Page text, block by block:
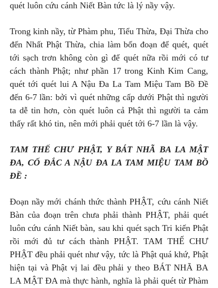
quét luôn cứu cánh Niết Bàn tức là lý nầy vậy.
Trong kinh nầy, từ Phàm phu, Tiểu Thừa, Đại Thừa cho
đến Nhất Phật Thừa, chia làm bốn đoạn để quét, quét
tới sạch trơn không còn gì để quét nữa rồi mới có tư
cách thành Phật; như phần 17 trong Kinh Kim Cang,
quét tới quét lui A Nậu Đa La Tam Miệu Tam Bồ Đề
đến 6-7 lần: bởi vì quét những cấp dưới Phật thì người
ta dễ tin hơn, còn quét luôn cả Phật thì người ta cảm
thấy rất khó tin, nên mới phải quét tới 6-7 lần là vậy.
TAM THẾ CHƯ PHẬT, Y BÁT NHÃ BA LA MẬT
ĐA, CỐ ĐẮC A NẬU ĐA LA TAM MIỆU TAM BỒ
ĐỀ :
Đoạn nầy mới chánh thức thành PHẬT, cứu cánh Niết
Bàn của đoạn trên chưa phải thành PHẬT, phải quét
luôn cứu cánh Niết bàn, sau khi quét sạch Tri kiến Phật
rồi mới đủ tư cách thành PHẬT. TAM THẾ CHƯ
PHẬT đều phải quét như vậy, tức là Phật quá khứ, Phật
hiện tại và Phật vị lai đều phải y theo BÁT NHÃ BA
LA MẬT ĐA mà thực hành, nghĩa là phải quét từ Phàm